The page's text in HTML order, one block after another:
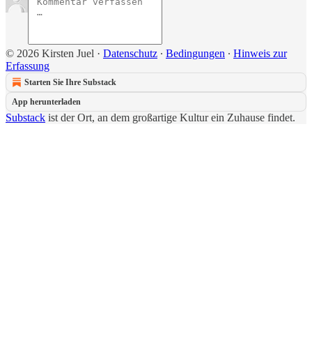
© 2026 Kirsten Juel · Datenschutz ∙ Bedingungen ∙ Hinweis zur
Erfassung
Starten Sie Ihre Substack
App herunterladen
Substack ist der Ort, an dem großartige Kultur ein Zuhause findet.